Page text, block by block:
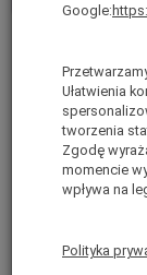
przystawna
aluminiowa
ALTREX
brutto:2
Do
Google:
Ułatwienia
tworzenia
Zgodę
momencie
wpływa na
Polityka